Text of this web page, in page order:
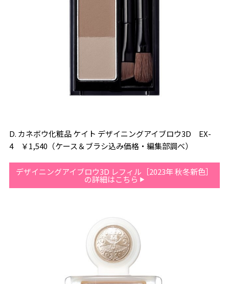
D. カネボウ化粧品 ケイト デザイニングアイブロウ3D EX-
4 ￥1,540（ケース＆ブラシ込み価格・編集部調べ）
デザイニングアイブロウ3D レフィル［2023年 秋冬新色］
の詳細はこちら